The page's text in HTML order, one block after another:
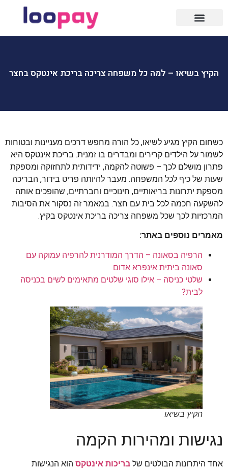
הקיץ בשיאו – למה כל משפחה צריכה בריכת אינטקס בחצר
כשחום הקיץ מגיע לשיאו, כל הורה מחפש דרכים מעניינות ובטוחות
לשמור על הילדים קרירים ומבדרים בו זמנית. בריכת אינטקס היא
פתרון מושלם לכך – פשוטה להקמה, ידידותית לתחזוקה ומספקת
שעות של כיף לכל המשפחה. מעבר להיותה פריט בידור, הבריכה
מספקת יתרונות בריאותיים, חינוכיים וחברתיים, שהופכים אותה
להשקעה חכמה לכל בית עם חצר. במאמר זה נסקור את הסיבות
המרכזיות לכך שכל משפחה צריכה בריכת אינטקס בקיץ.
מאמרים נוספים באתר:
הרפיה בסאונה – הדרך המודרנית להרפיה עמוקה עם
סאונה ביתית אינפרא אדום
שלטי כניסה – אילו סוגי שלטים מתאימים לשים בכניסה
לבית?
הקיץ בשיאו
נגישות ומהירות הקמה
אחד היתרונות הבולטים של בריכות אינטקס הוא הנגישות